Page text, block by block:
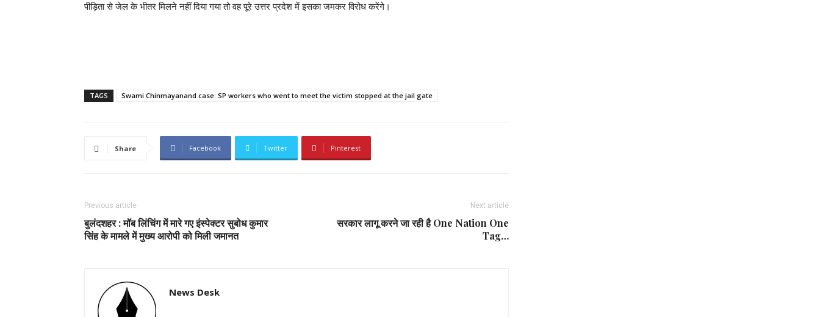
पीड़िता से जेल के भीतर मिलने नहीं दिया गया तो वह पूरे उत्तर प्रदेश में इसका जमकर विरोध करेंगे।
TAGS Swami Chinmayanand case: SP workers who went to meet the victim stopped at the jail gate
Share Facebook Twitter Pinterest
Previous article
बुलंदशहर : मॉब लिंचिंग में मारे गए इंस्पेक्टर सुबोध कुमार
सिंह के मामले में मुख्य आरोपी को मिली जमानत
Next article
सरकार लागू करने जा रही है One Nation One
Tag…
News Desk